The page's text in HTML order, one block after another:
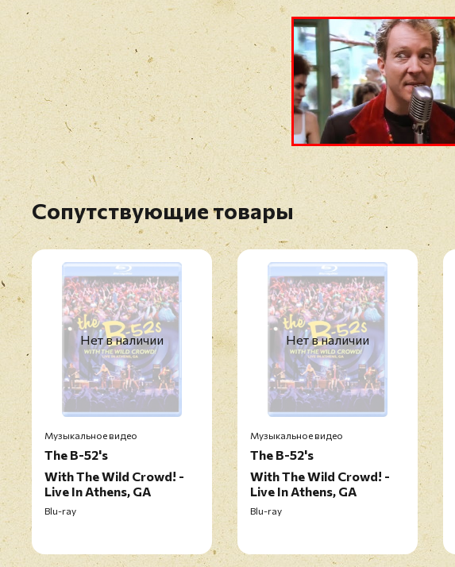
Сопутствующие товары
Нет в наличии
Музыкальное видео
The B-52's
With The Wild Crowd! -
Live In Athens, GA
Blu-ray
Нет в наличии
Музыкальное видео
The B-52's
With The Wild Crowd! -
Live In Athens, GA
Blu-ray